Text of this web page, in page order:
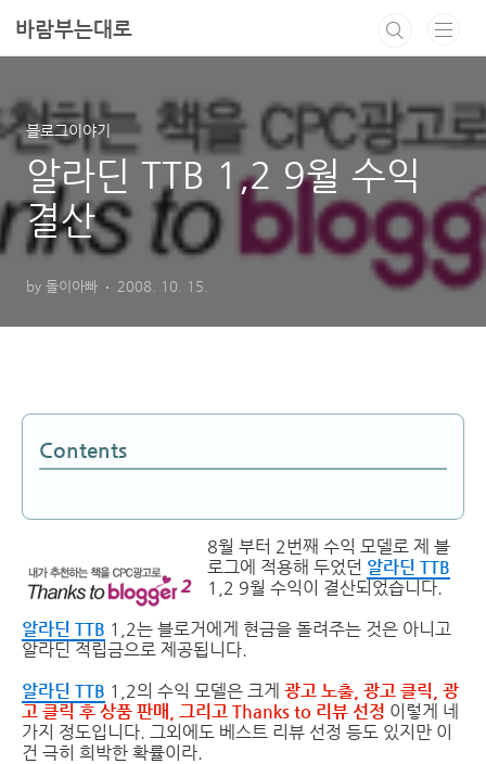
바람부는대로
블로그이야기
알라딘 TTB 1,2 9월 수익
결산
by 돌이아빠 2008. 10. 15.
Contents
8월 부터 2번째 수익 모델로 제 블
로그에 적용해 두었던 알라딘 TTB
1,2 9월 수익이 결산되었습니다.
알라딘 TTB 1,2는 블로거에게 현금을 돌려주는 것은 아니고
알라딘 적립금으로 제공됩니다.
알라딘 TTB 1,2의 수익 모델은 크게 광고 노출, 광고 클릭, 광
고 클릭 후 상품 판매, 그리고 Thanks to 리뷰 선정 이렇게 네
가지 정도입니다. 그외에도 베스트 리뷰 선정 등도 있지만 이
건 극히 희박한 확률이라.